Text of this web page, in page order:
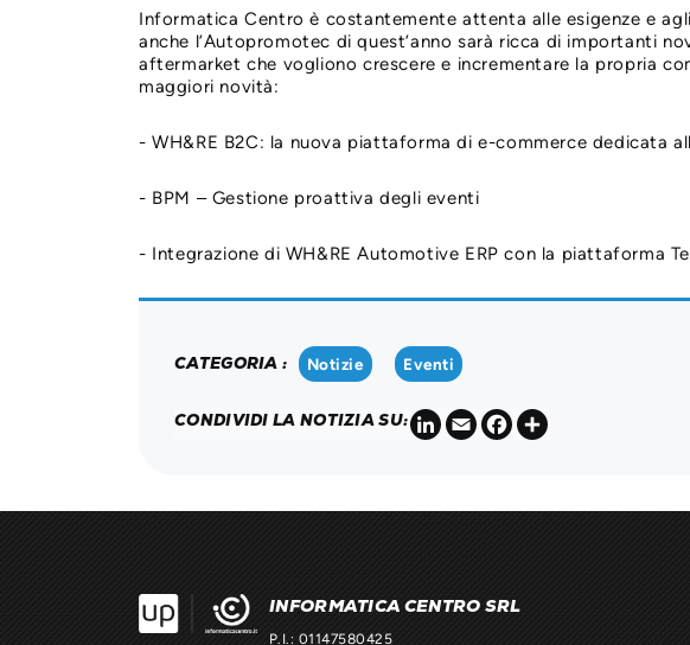
Informatica Centro è costantemente attenta alle esigenze e
anche l’Autopromotec di quest’anno sarà ricca di importanti
aftermarket che vogliono crescere e incrementare la propria
maggiori novità:
- WH&RE B2C: la nuova piattaforma di e-commerce dedicata
- BPM – Gestione proattiva degli eventi
- Integrazione di WH&RE Automotive ERP con la piattaforma
CATEGORIA : Notizie Eventi
CONDIVIDI LA NOTIZIA SU: LinkedIn
EmailFacebook
INFORMATICA CENTRO SRL
P.I.: 01147580425